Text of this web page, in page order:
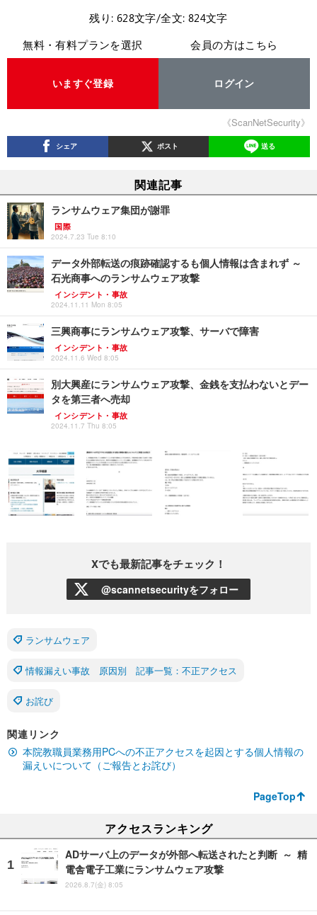
残り: 628文字/全文: 824文字
無料・有料プランを選択
いますぐ登録
会員の方はこちら
ログイン
《ScanNetSecurity》
シェア ポスト 送る
関連記事
ランサムウェア集団が謝罪
国際
2024.7.23 Tue 8:10
データ外部転送の痕跡確認するも個人情報は含まれず ～
石光商事へのランサムウェア攻撃
インシデント・事故
2024.11.11 Mon 8:05
三興商事にランサムウェア攻撃、サーバで障害
インシデント・事故
2024.11.6 Wed 8:05
別大興産にランサムウェア攻撃、金銭を支払わないとデー
タを第三者へ売却
インシデント・事故
2024.11.7 Thu 8:05
Xでも最新記事をチェック！
@scannetsecurityをフォロー
ランサムウェア
情報漏えい事故 原因別 記事一覧：不正アクセス
お詫び
関連リンク
本院教職員業務用PCへの不正アクセスを起因とする個人情報の
漏えいについて（ご報告とお詫び）
PageTop
アクセスランキング
ADサーバ上のデータが外部へ転送されたと判断 ～ 精
電舎電子工業にランサムウェア攻撃
2026.8.7(金) 8:05